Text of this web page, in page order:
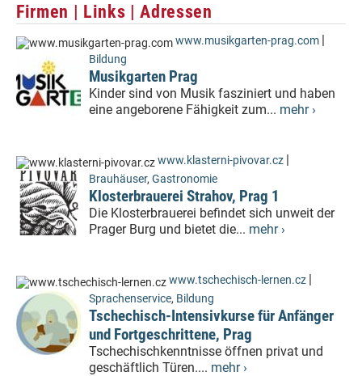
Firmen | Links | Adressen
www.musikgarten-prag.com |
Bildung
Musikgarten Prag
Kinder sind von Musik fasziniert und haben
eine angeborene Fähigkeit zum... mehr ›
www.klasterni-pivovar.cz |
Brauhäuser, Gastronomie
Klosterbrauerei Strahov, Prag 1
Die Klosterbrauerei befindet sich unweit der
Prager Burg und bietet die... mehr ›
www.tschechisch-lernen.cz |
Sprachenservice, Bildung
Tschechisch-Intensivkurse für Anfänger
und Fortgeschrittene, Prag
Tschechischkenntnisse öffnen privat und
geschäftlich Türen.... mehr ›